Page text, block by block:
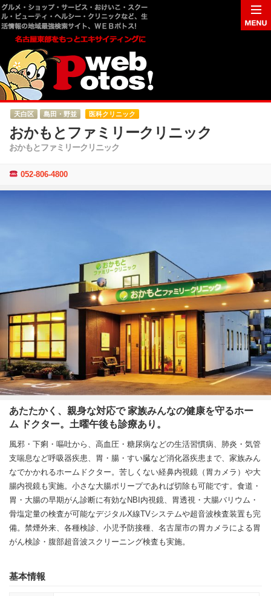
天白区 島田・野並 医科クリニック
おかもとファミリークリニック
おかもとファミリークリニック
052-806-4800
あたたかく、親身な対応で 家族みんなの健康を守るホー
ム ドクター。土曜午後も診療あり。
風邪・下痢・嘔吐から、高血圧・糖尿病などの生活習慣病、肺炎・気管
支喘息など呼吸器疾患、胃・腸・すい臓など消化器疾患まで、家族みん
なでかかれるホームドクター。苦しくない経鼻内視鏡（胃カメラ）や大
腸内視鏡も実施。小さな大腸ポリープであれば切除も可能です。食道・
胃・大腸の早期がん診断に有効なNBI内視鏡、胃透視・大腸バリウム・
骨塩定量の検査が可能なデジタルX線TVシステムや超音波検査装置も完
備。禁煙外来、各種検診、小児予防接種、名古屋市の胃カメラによる胃
がん検診・腹部超音波スクリーニング検査も実施。
基本情報